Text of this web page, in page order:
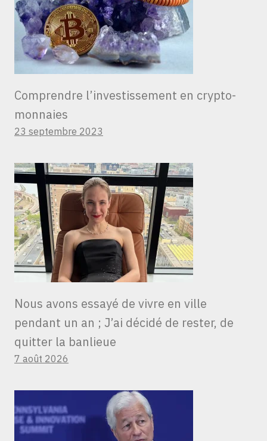
Comprendre l’investissement en crypto-
monnaies
23 septembre 2023
Nous avons essayé de vivre en ville
pendant un an ; J’ai décidé de rester, de
quitter la banlieue
7 août 2026